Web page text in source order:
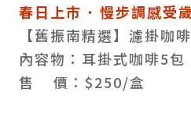
春日上市 ˙ 慢步調感受
【舊振南精選】濾掛咖
內容物：耳掛式咖啡5包
售 價：$250/盒